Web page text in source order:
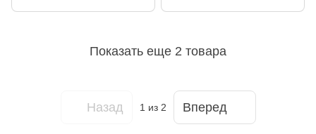
Показать еще 2 товара
Назад 1 из 2 Вперед